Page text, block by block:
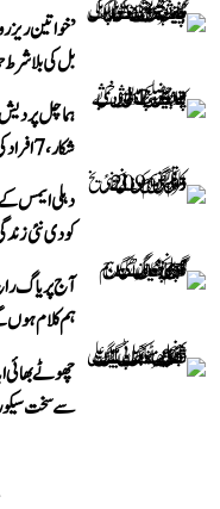
’خواتین
بل کی بلا
ہماچل
شکار، 7 افراد کی موت، 11 زخمی
کو دی نئی
آج پریاگ
ہم کلام ہوں
چھوٹے
سے سخت